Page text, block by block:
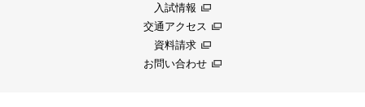
入試情報
交通アクセス
資料請求
お問い合わせ